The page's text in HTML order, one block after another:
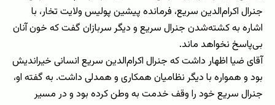
جنرال اکرام‌الدین سریع، فرمانده پیشین پولیس ولایت تخار، با
اشاره به کشته‌شدن جنرال سریع و دیگر سربازان گفت که خون آنان
بی‌پاسخ نخواهد ماند.
آقای ضیا اظهار داشت که جنرال اکرام‌الدین سریع انسانی خیراندیش
بود و همواره با دیگر نظامیان همکاری و همدلی داشت. به گفته او،
جنرال سریع خود را وقف خدمت به وطن کرده بود و در مسیر